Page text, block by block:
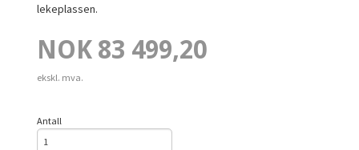
lekeplassen.
Pris
NOK 83 499,20
ekskl. mva.
Antall